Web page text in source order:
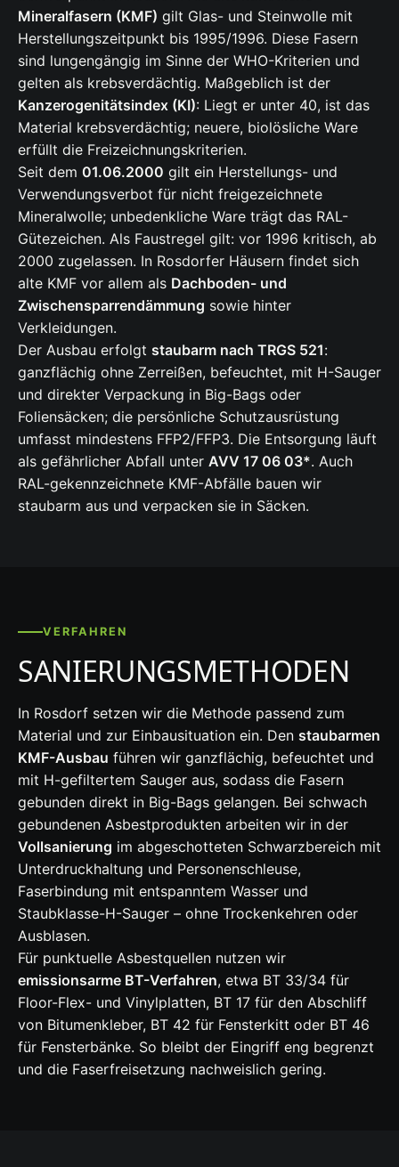
Mineralfasern (KMF) gilt Glas- und Steinwolle mit
Herstellungszeitpunkt bis 1995/1996. Diese Fasern
sind lungengängig im Sinne der WHO-Kriterien und
gelten als krebsverdächtig. Maßgeblich ist der
Kanzerogenitätsindex (KI): Liegt er unter 40, ist das
Material krebsverdächtig; neuere, biolösliche Ware
erfüllt die Freizeichnungskriterien.
Seit dem 01.06.2000 gilt ein Herstellungs- und
Verwendungsverbot für nicht freigezeichnete
Mineralwolle; unbedenkliche Ware trägt das RAL-
Gütezeichen. Als Faustregel gilt: vor 1996 kritisch, ab
2000 zugelassen. In Rosdorfer Häusern findet sich
alte KMF vor allem als Dachboden- und
Zwischensparrendämmung sowie hinter
Verkleidungen.
Der Ausbau erfolgt staubarm nach TRGS 521:
ganzflächig ohne Zerreißen, befeuchtet, mit H-Sauger
und direkter Verpackung in Big-Bags oder
Foliensäcken; die persönliche Schutzausrüstung
umfasst mindestens FFP2/FFP3. Die Entsorgung läuft
als gefährlicher Abfall unter AVV 17 06 03*. Auch
RAL-gekennzeichnete KMF-Abfälle bauen wir
staubarm aus und verpacken sie in Säcken.
VERFAHREN
SANIERUNGSMETHODEN
In Rosdorf setzen wir die Methode passend zum
Material und zur Einbausituation ein. Den staubarmen
KMF-Ausbau führen wir ganzflächig, befeuchtet und
mit H-gefiltertem Sauger aus, sodass die Fasern
gebunden direkt in Big-Bags gelangen. Bei schwach
gebundenen Asbestprodukten arbeiten wir in der
Vollsanierung im abgeschotteten Schwarzbereich mit
Unterdruckhaltung und Personenschleuse,
Faserbindung mit entspanntem Wasser und
Staubklasse-H-Sauger – ohne Trockenkehren oder
Ausblasen.
Für punktuelle Asbestquellen nutzen wir
emissionsarme BT-Verfahren, etwa BT 33/34 für
Floor-Flex- und Vinylplatten, BT 17 für den Abschliff
von Bitumenkleber, BT 42 für Fensterkitt oder BT 46
für Fensterbänke. So bleibt der Eingriff eng begrenzt
und die Faserfreisetzung nachweislich gering.